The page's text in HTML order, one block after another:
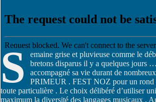
S
emaine grise et pluvieuse comme le
bretons disparus il y a quelques jours
accompagné sa vie durant de
PRIMEUR . FEST NOZ pour un rond
toute particulière . Le choix délibéré d’utiliser
maximum la diversité des langages musicaux .